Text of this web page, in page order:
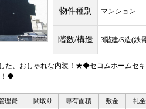
物件種別 マンション
階数/構造 3階建/S造(鉄
た、おしゃれな内装！★◆セコムホームセ
！◆
理費 間取り 専有面積 敷金 礼金